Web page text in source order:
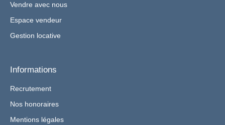
Vendre avec nous
Espace vendeur
Gestion locative
Informations
Recrutement
Nos honoraires
Mentions légales